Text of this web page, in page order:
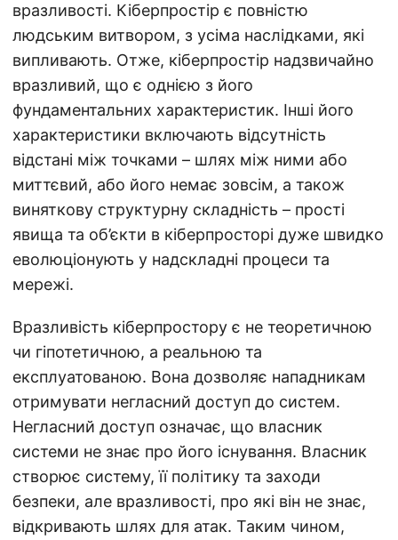
вразливості. Кіберпростір є повністю
людським витвором, з усіма наслідками, які
випливають. Отже, кіберпростір надзвичайно
вразливий, що є однією з його
фундаментальних характеристик. Інші його
характеристики включають відсутність
відстані між точками – шлях між ними або
миттєвий, або його немає зовсім, а також
виняткову структурну складність – прості
явища та об’єкти в кіберпросторі дуже швидко
еволюціонують у надскладні процеси та
мережі.
Вразливість кіберпростору є не теоретичною
чи гіпотетичною, а реальною та
експлуатованою. Вона дозволяє нападникам
отримувати негласний доступ до систем.
Негласний доступ означає, що власник
системи не знає про його існування. Власник
створює систему, її політику та заходи
безпеки, але вразливості, про які він не знає,
відкривають шлях для атак. Таким чином,